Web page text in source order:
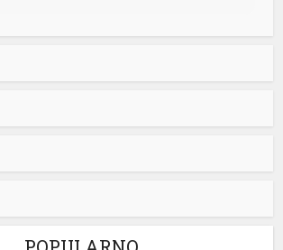
koliko je neko uspješan i dobar ako
Srbije Aleksdandar Vučić izjavio
POPULARNO